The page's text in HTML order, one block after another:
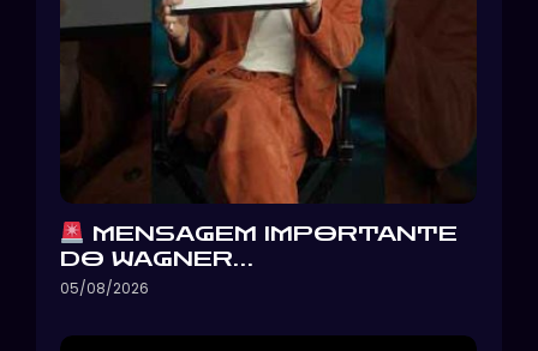
MENSAGEM IMPORTANTE
DO WAGNER…
05/08/2026